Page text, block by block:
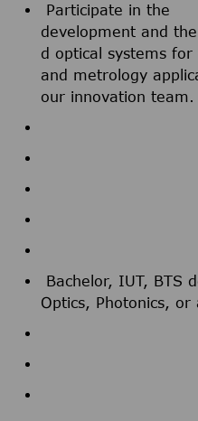
Participate in the
development and
d optical systems for
and metrology
our innovation team.
Bachelor, IUT, BTS
Optics, Photonics,